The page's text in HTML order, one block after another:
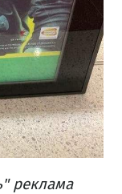
реклама